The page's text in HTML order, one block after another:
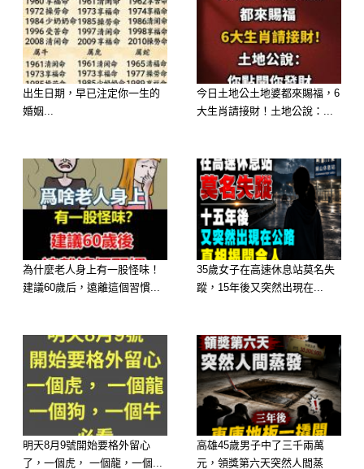
在朋友眼中你是個開心果，不管親疏遠
近，你總是會以最直接、最率真的一面
示人，不想故作姿態，但這並不代表你
是個完全樂觀開朗的人，只是你覺得在
別人面前耍寶，自己也能開心，是件兩
出生日期，早已注定你一生的
婚姻...
今日土地公土地婆都來賜福，6
大生肖請接財！土地公說：...
為什麼老人身上有一股怪味！
建議60歲后，遠離這個習慣...
35歲女子在高速休息站莫名失
蹤，15年後又突然出現在...
明天8月9號開始要格外留心
了，一個虎， 一個龍，一個...
高雄45歲男子中了三千兩萬
元，領獎第六天突然人間蒸